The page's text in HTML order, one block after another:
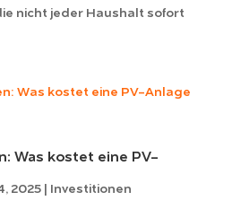
nicht jeder Haushalt sofort
Was kostet eine PV-
2025| Investitionen